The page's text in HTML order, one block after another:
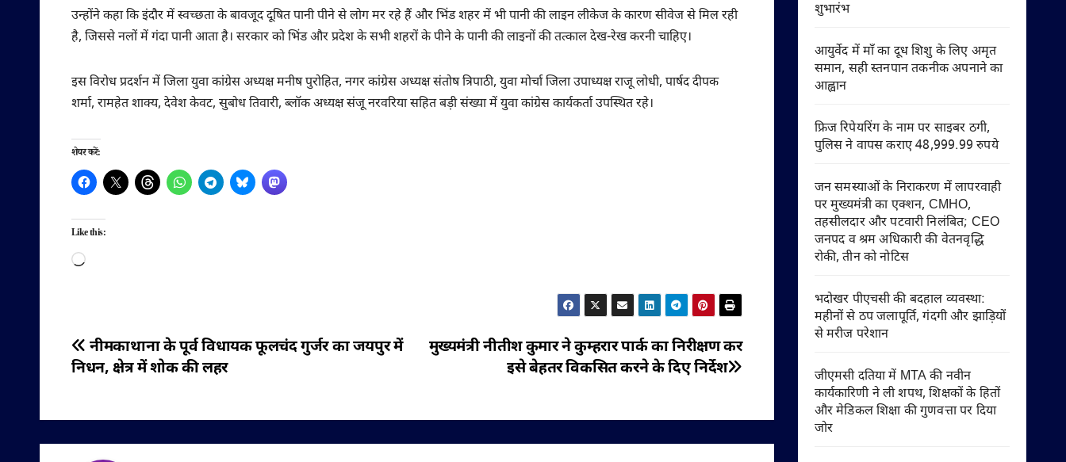
उन्होंने कहा कि इंदौर में स्वच्छता के बावजूद दूषित पानी पीने से लोग मर रहे हैं और भिंड शहर में भी पानी की लाइन लीकेज के कारण सीवेज से मिल रही
है, जिससे नलों में गंदा पानी आता है। सरकार को भिंड और प्रदेश के सभी शहरों के पीने के पानी की लाइनों की तत्काल देख-रेख करनी चाहिए।
इस विरोध प्रदर्शन में जिला युवा कांग्रेस अध्यक्ष मनीष पुरोहित, नगर कांग्रेस अध्यक्ष संतोष त्रिपाठी, युवा मोर्चा जिला उपाध्यक्ष राजू लोधी, पार्षद दीपक
शर्मा, रामहेत शाक्य, देवेश केवट, सुबोध तिवारी, ब्लॉक अध्यक्ष संजू नरवरिया सहित बड़ी संख्या में युवा कांग्रेस कार्यकर्ता उपस्थित रहे।
शेयर करें:
Like this:
Loading…
पोस्ट
नेविगेशन
मुख्यमंत्री नीतीश कुमार ने कुम्हरार पार्क का निरीक्षण कर
इसे बेहतर विकसित करने के दिए निर्देश
नीमकाथाना के पूर्व विधायक फूलचंद गुर्जर का जयपुर में
निधन, क्षेत्र में शोक की लहर
शुभारंभ
आयुर्वेद में माँ का दूध शिशु के लिए अमृत
समान, सही स्तनपान तकनीक अपनाने का
आह्वान
फ्रिज रिपेयरिंग के नाम पर साइबर ठगी,
पुलिस ने वापस कराए 48,999.99 रुपये
जन समस्याओं के निराकरण में लापरवाही
पर मुख्यमंत्री का एक्शन, CMHO,
तहसीलदार और पटवारी निलंबित; CEO
जनपद व श्रम अधिकारी की वेतनवृद्धि
रोकी, तीन को नोटिस
भदोखर पीएचसी की बदहाल व्यवस्था:
महीनों से ठप जलापूर्ति, गंदगी और झाड़ियों
से मरीज परेशान
जीएमसी दतिया में MTA की नवीन
कार्यकारिणी ने ली शपथ, शिक्षकों के हितों
और मेडिकल शिक्षा की गुणवत्ता पर दिया
जोर